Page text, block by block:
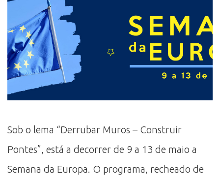
Sob o lema “Derrubar Muros – Construir
Pontes”, está a decorrer de 9 a 13 de maio a
Semana da Europa. O programa, recheado de